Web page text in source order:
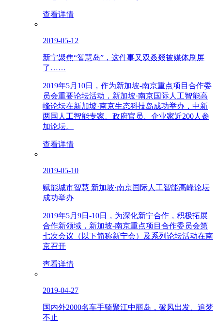
查看详情
2019-05-12
新宁聚焦“智慧岛”，这件事又双叒叕被媒体刷屏
了……
2019年5月10日，作为新加坡-南京重点项目合作委
员会重要论坛活动，新加坡·南京国际人工智能高
峰论坛在新加坡·南京生态科技岛成功举办，中新
两国人工智能专家、政府官员、企业家近200人参
加论坛。
查看详情
2019-05-10
赋能城市智慧 新加坡·南京国际人工智能高峰论坛
成功举办
2019年5月9日-10日，为深化新宁合作，积极拓展
合作新领域，新加坡-南京重点项目合作委员会第
七次会议（以下简称新宁会）及系列论坛活动在南
京召开
查看详情
2019-04-27
国内外2000名车手骑聚江中丽岛，破风出发、追梦
不止